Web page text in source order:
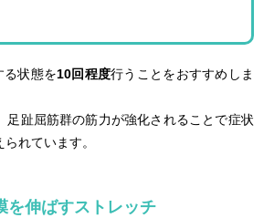
る状態を10回程度行うことをおすすめしま
足趾屈筋群の筋力が強化されることで症状
れています。
伸ばすストレッチ